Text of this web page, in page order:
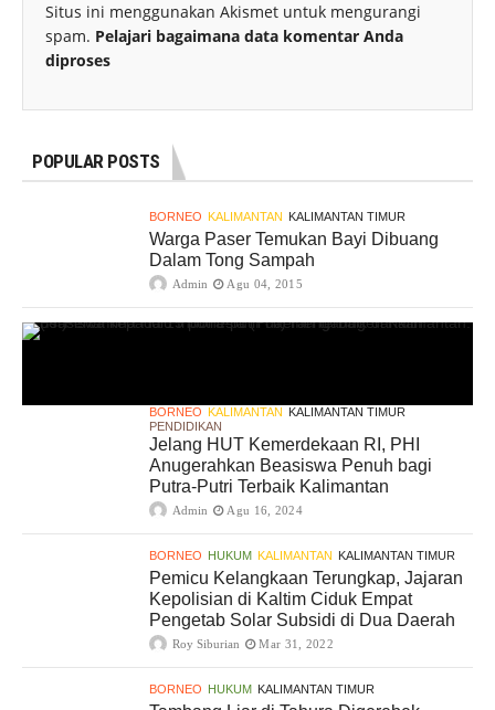
Situs ini menggunakan Akismet untuk mengurangi
spam. Pelajari bagaimana data komentar Anda
diproses
POPULAR POSTS
BORNEO KALIMANTAN KALIMANTAN TIMUR
Warga Paser Temukan Bayi Dibuang
Dalam Tong Sampah
Admin Agu 04, 2015
BORNEO KALIMANTAN KALIMANTAN TIMUR
PENDIDIKAN
Jelang HUT Kemerdekaan RI, PHI
Anugerahkan Beasiswa Penuh bagi
Putra-Putri Terbaik Kalimantan
Admin Agu 16, 2024
BORNEO HUKUM KALIMANTAN KALIMANTAN TIMUR
Pemicu Kelangkaan Terungkap, Jajaran
Kepolisian di Kaltim Ciduk Empat
Pengetab Solar Subsidi di Dua Daerah
Roy Siburian Mar 31, 2022
BORNEO HUKUM KALIMANTAN TIMUR